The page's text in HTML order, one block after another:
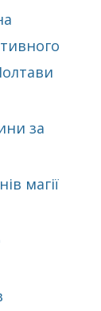
за
магії